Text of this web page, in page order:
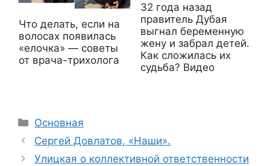
Что делать, если на
волосах появилась
«елочка» — советы
от врача-трихолога
32 года назад
правитель Дубая
выгнал беременную
жену и забрал детей.
Как сложилась их
судьба? Видео
Рубрики
Основная
Сергей Довлатов, «Наши».
Улицкая о коллективной ответственности